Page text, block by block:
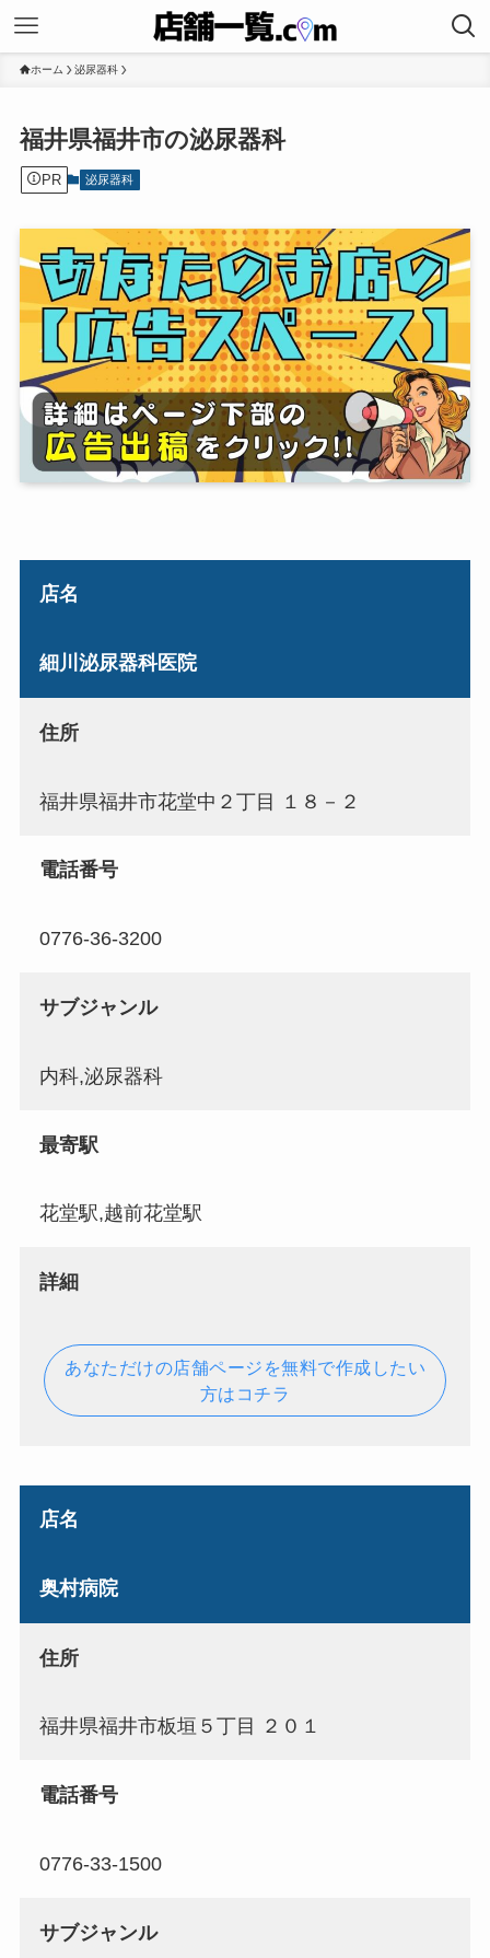
ホーム 泌尿器科
福井県福井市の泌尿器科
PR 泌尿器科
店名
細川泌尿器科医院
住所
福井県福井市花堂中２丁目 １８－２
電話番号
0776-36-3200
サブジャンル
内科,泌尿器科
最寄駅
花堂駅,越前花堂駅
詳細
あなただけの店舗ページを無料で作成したい
方はコチラ
店名
奥村病院
住所
福井県福井市板垣５丁目 ２０１
電話番号
0776-33-1500
サブジャンル